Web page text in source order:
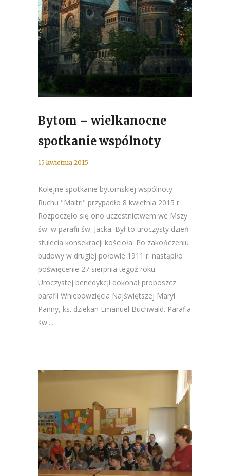
Bytom – wielkanocne
spotkanie wspólnoty
15 kwietnia 2015
Kolejne spotkanie bytomskiej wspólnoty
Ruchu "Maitri" przypadło 8 kwietnia 2015 r.
Rozpoczęło się ono uczestnictwem we Mszy
św. w parafii św. Jacka. Był to uroczysty dzień
stulecia konsekracji kościoła. Po zakończeniu
budowy w drugiej połowie 1911 r. nastąpiło
poświęcenie 27 sierpnia tegoż roku.
Uroczystej benedykcji dokonał proboszcz
parafii Wniebowzięcia Najświętszej Maryi
Panny, ks. dziekan Emanuel Buchwald. Parafia
św....